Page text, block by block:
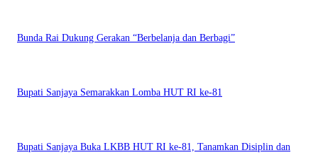
Bunda Rai Dukung Gerakan “Berbelanja dan Berbagi”
Bupati Sanjaya Semarakkan Lomba HUT RI ke-81
Bupati Sanjaya Buka LKBB HUT RI ke-81, Tanamkan Disiplin dan